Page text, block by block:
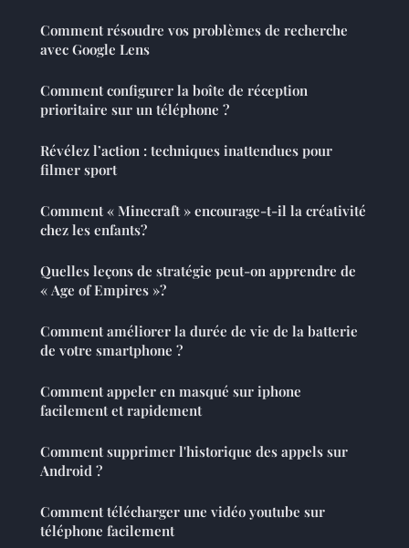
Comment résoudre vos problèmes de recherche
avec Google Lens
Comment configurer la boîte de réception
prioritaire sur un téléphone ?
Révélez l’action : techniques inattendues pour
filmer sport
Comment « Minecraft » encourage-t-il la créativité
chez les enfants?
Quelles leçons de stratégie peut-on apprendre de
« Age of Empires »?
Comment améliorer la durée de vie de la batterie
de votre smartphone ?
Comment appeler en masqué sur iphone
facilement et rapidement
Comment supprimer l'historique des appels sur
Android ?
Comment télécharger une vidéo youtube sur
téléphone facilement